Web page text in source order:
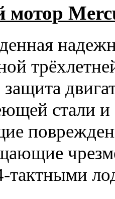
мотор
защита
стали
тактными